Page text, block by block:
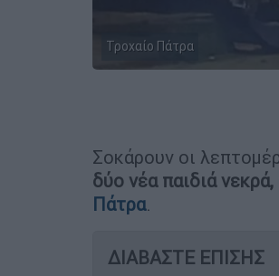
Τροχαίο Πάτρα
Σοκάρουν οι
δύο νέα παιδιά νεκρά,
Πάτρα.
ΔΙΑΒΑΣΤΕ ΕΠΙΣΗΣ